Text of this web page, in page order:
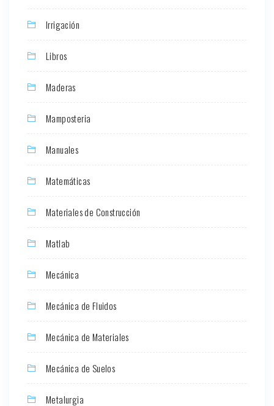
Irrigación
Libros
Maderas
Mamposteria
Manuales
Matemáticas
Materiales de Construcción
Matlab
Mecánica
Mecánica de Fluidos
Mecánica de Materiales
Mecánica de Suelos
Metalurgia